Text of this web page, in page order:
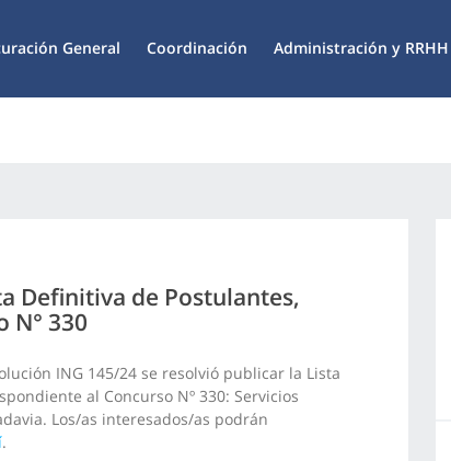
General Coordinación Administración y RRHH
Definitiva de Postulantes,
N° 330
ING 145/24 se resolvió publicar la Lista
al Concurso Nº 330: Servicios
Los/as interesados/as podrán
.